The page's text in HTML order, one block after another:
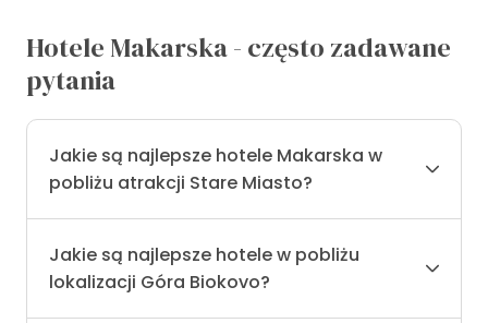
Hotele Makarska - często zadawane
pytania
Jakie są najlepsze hotele Makarska w
pobliżu atrakcji Stare Miasto?
Jakie są najlepsze hotele w pobliżu
lokalizacji Góra Biokovo?